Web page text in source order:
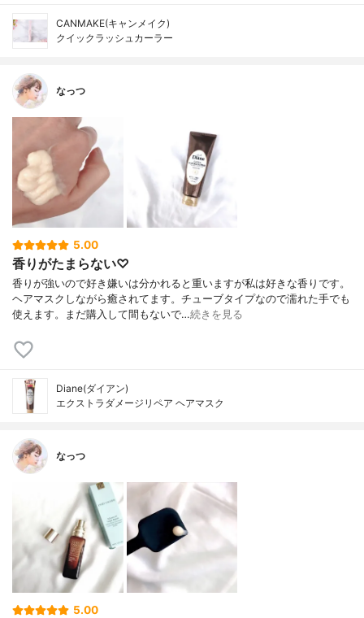
CANMAKE(キャンメイク)
クイックラッシュカーラー
なっつ
5.00
香りがたまらない♡
香りが強いので好き嫌いは分かれると重いますが私は好きな香りです。
ヘアマスクしながら癒されてます。チューブタイプなので濡れた手でも
使えます。まだ購入して間もないで…続きを見る
Diane(ダイアン)
エクストラダメージリペア ヘアマスク
なっつ
5.00